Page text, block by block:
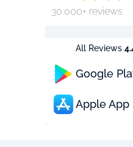
All Reviews
Google
Apple App
30.000+ reviews